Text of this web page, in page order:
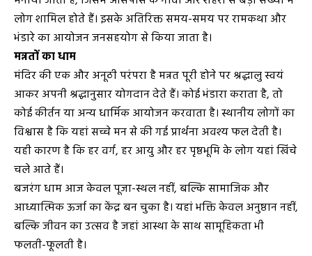
लोग शामिल होते हैं। इसके अतिरिक्त समय-समय पर रामकथा और
भंडारे का आयोजन जनसहयोग से किया जाता है।
मन्नतों का धाम
मंदिर की एक और अनूठी परंपरा है मन्नत पूरी होने पर श्रद्धालु स्वयं
आकर अपनी श्रद्धानुसार योगदान देते हैं। कोई भंडारा कराता है, तो
कोई कीर्तन या अन्य धार्मिक आयोजन करवाता है। स्थानीय लोगों का
विश्वास है कि यहां सच्चे मन से की गई प्रार्थना अवश्य फल देती है।
यही कारण है कि हर वर्ग, हर आयु और हर पृष्ठभूमि के लोग यहां खिंचे
चले आते हैं।
बजरंग धाम आज केवल पूजा-स्थल नहीं, बल्कि सामाजिक और
आध्यात्मिक ऊर्जा का केंद्र बन चुका है। यहां भक्ति केवल अनुष्ठान नहीं,
बल्कि जीवन का उत्सव है जहां आस्था के साथ सामूहिकता भी
फलती-फूलती है।